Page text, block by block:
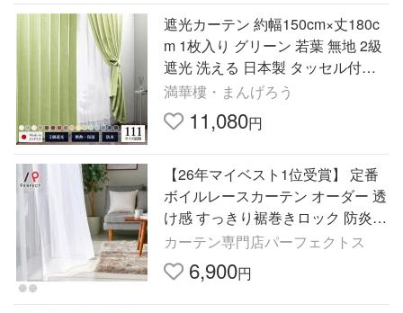
遮光カーテン 約幅150cm×丈180c
m 1枚入り グリーン 若葉 無地 2級
遮光 洗える 日本製 タッセル付き
防炎 遮熱 形状記憶 TEIJIN
満華樓・まんげろう
11,080円
【26年マイベスト1位受賞】 定番
ボイルレースカーテン オーダー 透
け感 すっきり裾巻きロック 防炎
ウォッシャブル ホワイト 最短翌日
出荷
カーテン専門店パーフェクトス
6,900円